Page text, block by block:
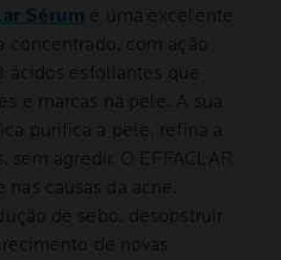
Sérum é uma excelente
concentrado, com ação
ácidos esfoliantes que
e marcas na pele. A sua
purifica a pele, refina a
agredir. O EFFACLAR
causas da acne,
de sebo, desobstruir
de novas